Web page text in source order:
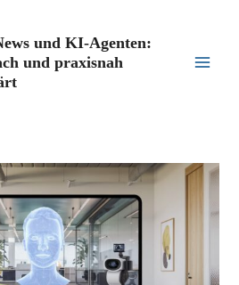
und KI-Agenten:
und praxisnah